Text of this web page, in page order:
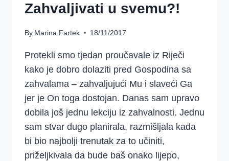
Zahvaljivati u svemu?!
By Marina Fartek 18/11/2017
Protekli smo tjedan proučavale iz Riječi
kako je dobro dolaziti pred Gospodina sa
zahvalama – zahvaljujući Mu i slaveći Ga
jer je On toga dostojan. Danas sam upravo
dobila još jednu lekciju iz zahvalnosti. Jednu
sam stvar dugo planirala, razmišljala kada
bi bio najbolji trenutak za to učiniti,
priželjkivala da bude baš onako lijepo,